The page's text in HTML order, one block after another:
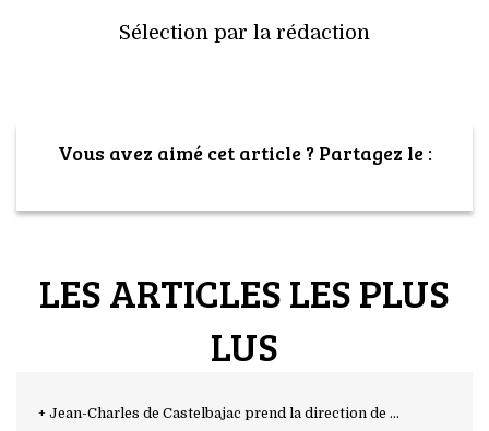
Sélection par la rédaction
Vous avez aimé cet article ? Partagez le :
LES ARTICLES LES PLUS
LUS
+ Jean-Charles de Castelbajac prend la direction de ...